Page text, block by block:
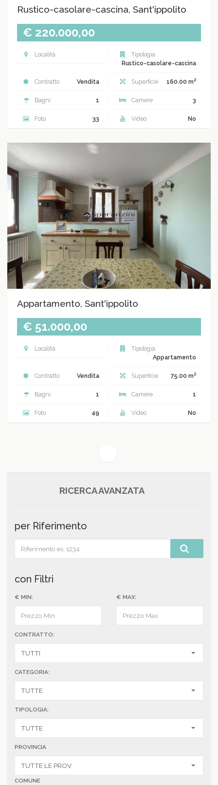
Rustico-casolare-cascina, Sant'ippolito
€ 220.000,00
Località
Tipologia
Rustico-casolare-cascina
Contratto Vendita Superficie 160.00 m2
Bagni 1 Camere 3
Foto 33 Video No
Appartamento, Sant'ippolito
€ 51.000,00
Località
Tipologia
Appartamento
Contratto Vendita Superficie 75.00 m2
Bagni 1 Camere 1
Foto 49 Video No
RICERCA AVANZATA
per Riferimento
con Filtri
€ MIN: € MAX:
CONTRATTO:
CATEGORIA:
TIPOLOGIA:
PROVINCIA
COMUNE